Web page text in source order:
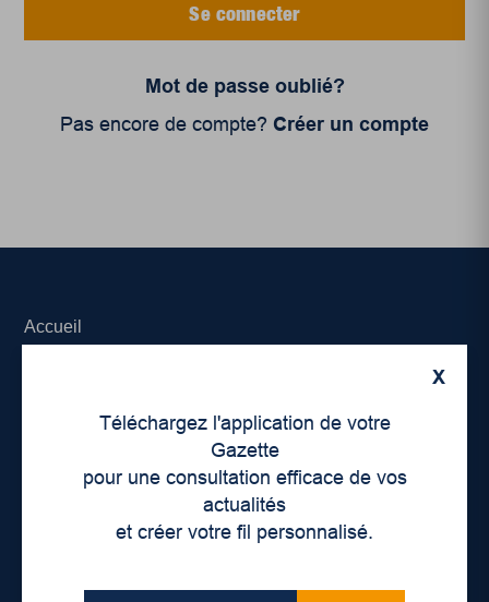
Se connecter
Mot de passe oublié?
Pas encore de compte? Créer un compte
X
Téléchargez l'application de votre
Gazette
pour une consultation efficace de vos
actualités
et créer votre fil personnalisé.
Accueil
Déontologie et confidentialité
Devenir partenaire
Lieux de distribution
Nous joindre